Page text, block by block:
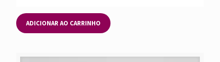
ADICIONAR AO CARRINHO